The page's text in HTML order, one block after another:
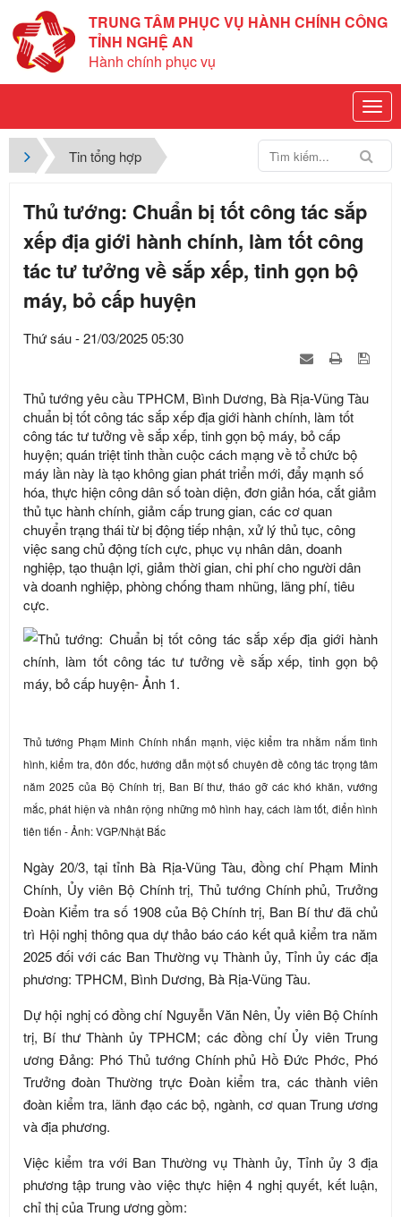
TRUNG TÂM PHỤC VỤ HÀNH CHÍNH CÔNG
TỈNH NGHỆ AN
Hành chính phục vụ
Tin tổng hợp
Thủ tướng: Chuẩn bị tốt công tác sắp
xếp địa giới hành chính, làm tốt công
tác tư tưởng về sắp xếp, tinh gọn bộ
máy, bỏ cấp huyện
Thứ sáu - 21/03/2025 05:30
Thủ tướng yêu cầu TPHCM, Bình Dương, Bà Rịa-Vũng Tàu
chuẩn bị tốt công tác sắp xếp địa giới hành chính, làm tốt
công tác tư tưởng về sắp xếp, tinh gọn bộ máy, bỏ cấp
huyện; quán triệt tinh thần cuộc cách mạng về tổ chức bộ
máy lần này là tạo không gian phát triển mới, đẩy mạnh số
hóa, thực hiện công dân số toàn diện, đơn giản hóa, cắt giảm
thủ tục hành chính, giảm cấp trung gian, các cơ quan
chuyển trạng thái từ bị động tiếp nhận, xử lý thủ tục, công
việc sang chủ động tích cực, phục vụ nhân dân, doanh
nghiệp, tạo thuận lợi, giảm thời gian, chi phí cho người dân
và doanh nghiệp, phòng chống tham nhũng, lãng phí, tiêu
cực.
Thủ tướng Phạm Minh Chính nhấn mạnh, việc kiểm tra nhằm nắm tình
hình, kiểm tra, đôn đốc, hướng dẫn một số chuyên đề công tác trọng tâm
năm 2025 của Bộ Chính trị, Ban Bí thư, tháo gỡ các khó khăn, vướng
mắc, phát hiện và nhân rộng những mô hình hay, cách làm tốt, điển hình
tiên tiến - Ảnh: VGP/Nhật Bắc
Ngày 20/3, tại tỉnh Bà Rịa-Vũng Tàu, đồng chí Phạm Minh
Chính, Ủy viên Bộ Chính trị, Thủ tướng Chính phủ, Trưởng
Đoàn Kiểm tra số 1908 của Bộ Chính trị, Ban Bí thư đã chủ
trì Hội nghị thông qua dự thảo báo cáo kết quả kiểm tra năm
2025 đối với các Ban Thường vụ Thành ủy, Tỉnh ủy các địa
phương: TPHCM, Bình Dương, Bà Rịa-Vũng Tàu.
Dự hội nghị có đồng chí Nguyễn Văn Nên, Ủy viên Bộ Chính
trị, Bí thư Thành ủy TPHCM; các đồng chí Ủy viên Trung
ương Đảng: Phó Thủ tướng Chính phủ Hồ Đức Phớc, Phó
Trưởng đoàn Thường trực Đoàn kiểm tra, các thành viên
đoàn kiểm tra, lãnh đạo các bộ, ngành, cơ quan Trung ương
và địa phương.
Việc kiểm tra với Ban Thường vụ Thành ủy, Tỉnh ủy 3 địa
phương tập trung vào việc thực hiện 4 nghị quyết, kết luận,
chỉ thị của Trung ương gồm: